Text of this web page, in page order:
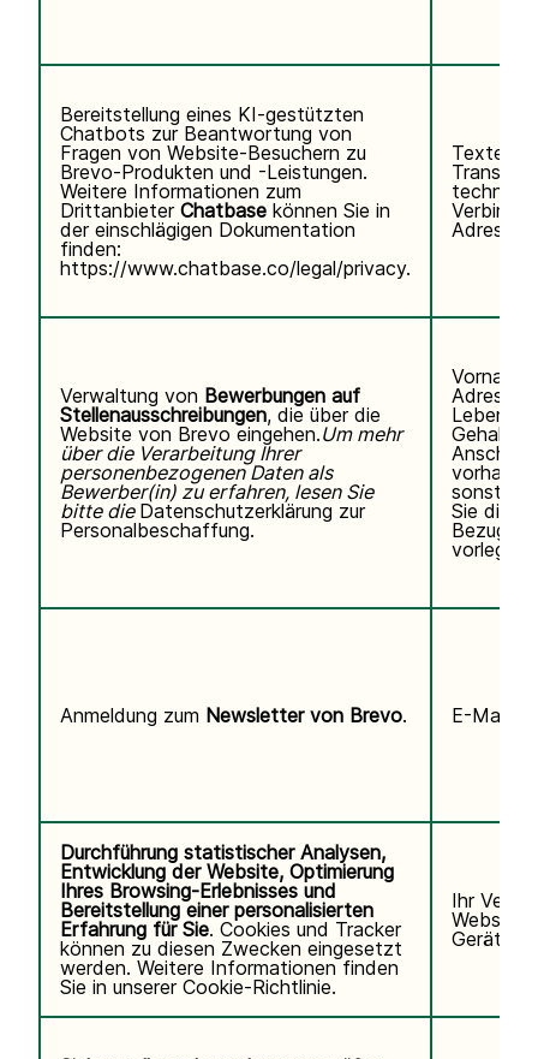
Bereitstellung eines KI-gestützten
Chatbots zur Beantwortung von
Fragen von Website-Besuchern zu
Brevo-Produkten und -Leistungen.
Weitere Informationen zum
Drittanbieter Chatbase können Sie in
der einschlägigen Dokumentation
finden:
https://www.chatbase.co/legal/privacy.
Adresse,
Verwaltung von Bewerbungen auf
Stellenausschreibungen, die über die
Website von Brevo eingehen.Um mehr
über die Verarbeitung Ihrer
personenbezogenen Daten als
Bewerber(in) zu erfahren, lesen Sie
bitte die Datenschutzerklärung zur
Personalbeschaffung.
Adresse,
Sie
Bezug
vorlegen.
Anmeldung zum Newsletter von Brevo. E-Mail-
Durchführung statistischer Analysen,
Entwicklung der Website, Optimierung
Ihres Browsing-Erlebnisses und
Bereitstellung einer personalisierten
Erfahrung für Sie. Cookies und Tracker
können zu diesen Zwecken eingesetzt
werden. Weitere Informationen finden
Sie in unserer Cookie-Richtlinie.
Ihr
Website,
Gerät/